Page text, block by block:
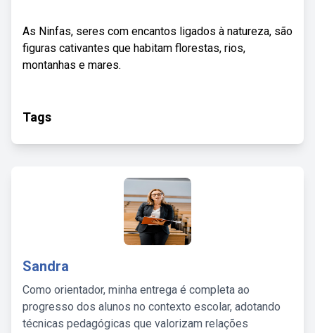
As Ninfas, seres com encantos ligados à natureza, são
figuras cativantes que habitam florestas, rios,
montanhas e mares.
Tags
Sandra
Como orientador, minha entrega é completa ao
progresso dos alunos no contexto escolar, adotando
técnicas pedagógicas que valorizam relações